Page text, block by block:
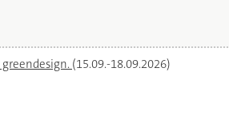
(15.09.-18.09.2026)